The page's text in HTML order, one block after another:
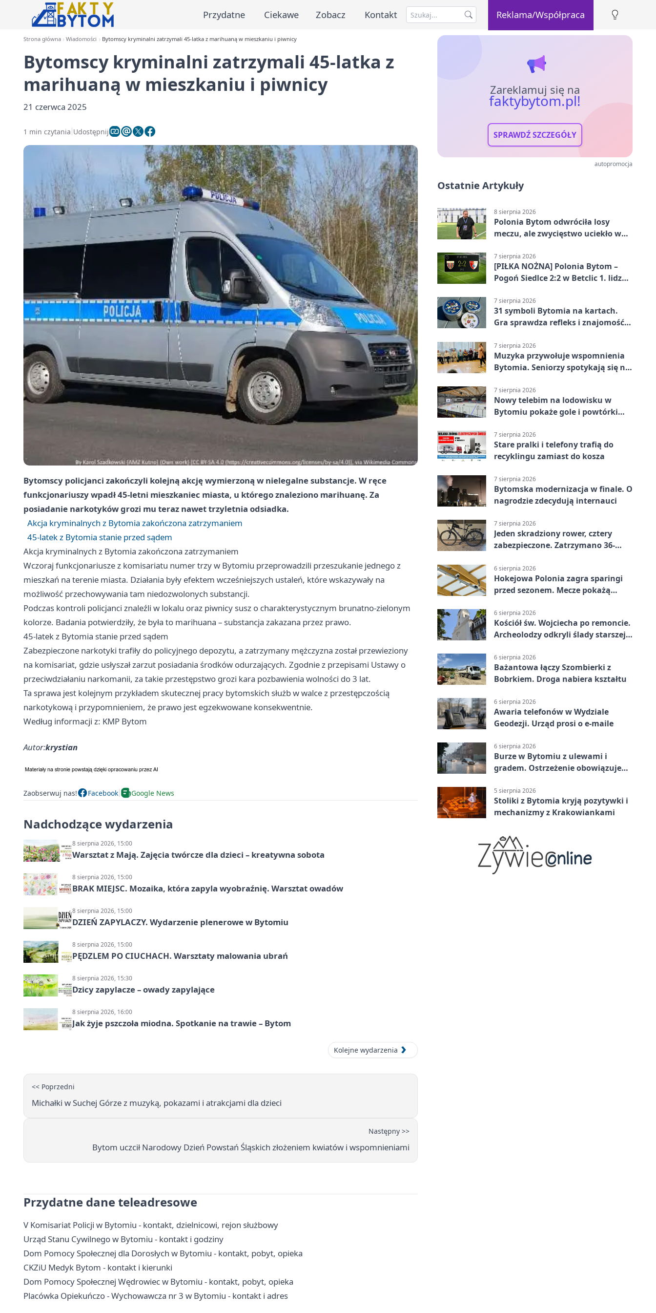
Przydatne Ciekawe Zobacz Kontakt Reklama/Współpraca
Strona główna Wiadomości Bytomscy kryminalni zatrzymali 45-latka z marihuaną w mieszkaniu i piwnicy
Bytomscy kryminalni zatrzymali 45-latka z
marihuaną w mieszkaniu i piwnicy
21 czerwca 2025
1 min czytania Udostępnij
Bytomscy policjanci zakończyli kolejną akcję wymierzoną w nielegalne substancje. W ręce
funkcjonariuszy wpadł 45-letni mieszkaniec miasta, u którego znaleziono marihuanę. Za
posiadanie narkotyków grozi mu teraz nawet trzyletnia odsiadka.
Akcja kryminalnych z Bytomia zakończona zatrzymaniem
45-latek z Bytomia stanie przed sądem
Akcja kryminalnych z Bytomia zakończona zatrzymaniem
Wczoraj funkcjonariusze z komisariatu numer trzy w Bytomiu przeprowadzili przeszukanie jednego z
mieszkań na terenie miasta. Działania były efektem wcześniejszych ustaleń, które wskazywały na
możliwość przechowywania tam niedozwolonych substancji.
Podczas kontroli policjanci znaleźli w lokalu oraz piwnicy susz o charakterystycznym brunatno-zielonym
kolorze. Badania potwierdziły, że była to marihuana – substancja zakazana przez prawo.
45-latek z Bytomia stanie przed sądem
Zabezpieczone narkotyki trafiły do policyjnego depozytu, a zatrzymany mężczyzna został przewieziony
na komisariat, gdzie usłyszał zarzut posiadania środków odurzających. Zgodnie z przepisami Ustawy o
przeciwdziałaniu narkomanii, za takie przestępstwo grozi kara pozbawienia wolności do 3 lat.
Ta sprawa jest kolejnym przykładem skutecznej pracy bytomskich służb w walce z przestępczością
narkotykową i przypomnieniem, że prawo jest egzekwowane konsekwentnie.
Według informacji z: KMP Bytom
Autor:krystian
Zaobserwuj nas! Facebook Google News
Nadchodzące wydarzenia
8 sierpnia 2026, 15:00
Warsztat z Mają. Zajęcia twórcze dla dzieci – kreatywna sobota
8 sierpnia 2026, 15:00
BRAK MIEJSC. Mozaika, która zapyla wyobraźnię. Warsztat owadów
8 sierpnia 2026, 15:00
DZIEŃ ZAPYLACZY. Wydarzenie plenerowe w Bytomiu
8 sierpnia 2026, 15:00
PĘDZLEM PO CIUCHACH. Warsztaty malowania ubrań
8 sierpnia 2026, 15:30
Dzicy zapylacze – owady zapylające
8 sierpnia 2026, 16:00
Jak żyje pszczoła miodna. Spotkanie na trawie – Bytom
Kolejne wydarzenia
<< Poprzedni
Michałki w Suchej Górze z muzyką, pokazami i atrakcjami dla dzieci
Następny >>
Bytom uczcił Narodowy Dzień Powstań Śląskich złożeniem kwiatów i wspomnieniami
Przydatne dane teleadresowe
V Komisariat Policji w Bytomiu - kontakt, dzielnicowi, rejon służbowy
Urząd Stanu Cywilnego w Bytomiu - kontakt i godziny
Dom Pomocy Społecznej dla Dorosłych w Bytomiu - kontakt, pobyt, opieka
CKZiU Medyk Bytom - kontakt i kierunki
Dom Pomocy Społecznej Wędrowiec w Bytomiu - kontakt, pobyt, opieka
Placówka Opiekuńczo - Wychowawcza nr 3 w Bytomiu - kontakt i adres
Zareklamuj się na
faktybytom.pl!
SPRAWDŹ SZCZEGÓŁY
autopromocja
Ostatnie Artykuły
8 sierpnia 2026
Polonia Bytom odwróciła losy
meczu, ale zwycięstwo uciekło w
7 sierpnia 2026
[PIŁKA NOŻNA] Polonia Bytom –
Pogoń Siedlce 2:2 w Betclic 1. lidze.
ale stracili zwycięstwo
7 sierpnia 2026
31 symboli Bytomia na kartach.
Gra sprawdza refleks i znajomość
7 sierpnia 2026
Muzyka przywołuje wspomnienia
Bytomia. Seniorzy spotykają się na
7 sierpnia 2026
Nowy telebim na lodowisku w
Bytomiu pokaże gole i powtórki
7 sierpnia 2026
Stare pralki i telefony trafią do
recyklingu zamiast do kosza
7 sierpnia 2026
Bytomska modernizacja w finale. O
nagrodzie zdecydują internauci
7 sierpnia 2026
Jeden skradziony rower, cztery
zabezpieczone. Zatrzymano 36-
6 sierpnia 2026
Hokejowa Polonia zagra sparingi
przed sezonem. Mecze pokażą
6 sierpnia 2026
Kościół św. Wojciecha po remoncie.
Archeolodzy odkryli ślady starszej
6 sierpnia 2026
Bażantowa łączy Szombierki z
Bobrkiem. Droga nabiera kształtu
6 sierpnia 2026
Awaria telefonów w Wydziale
Geodezji. Urząd prosi o e-maile
6 sierpnia 2026
Burze w Bytomiu z ulewami i
gradem. Ostrzeżenie obowiązuje
5 sierpnia 2026
Stoliki z Bytomia kryją pozytywki i
mechanizmy z Krakowiankami